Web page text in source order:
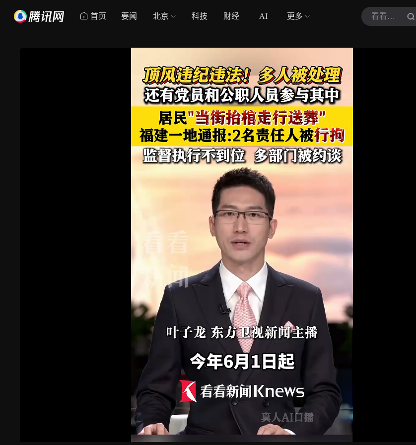
首页 要闻 北京 科技 财经 AI 更多 看看新闻Knews